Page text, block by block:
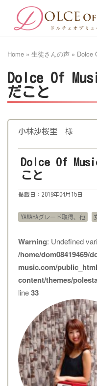
content
Home
Home » 生徒さんの声 » Dolce
Dolce Of
だこと
小林沙桜里 様
Dolce Of
こと
掲載日：2019年04月15日
YAMAHAグレード取得、他
Warning: Undefined
/home/dom08419469/
music.com/
content/themes/
line33